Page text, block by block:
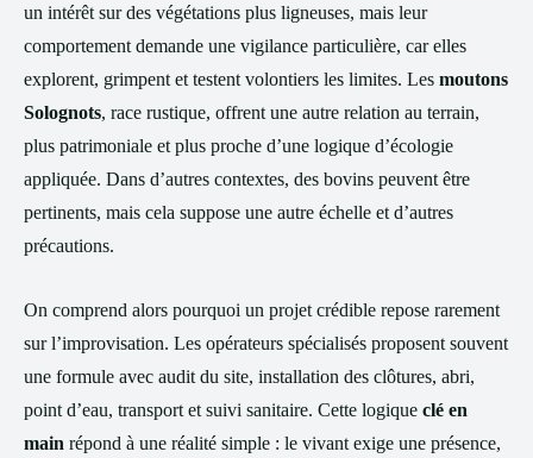
un intérêt sur des végétations plus ligneuses, mais leur
comportement demande une vigilance particulière, car elles
explorent, grimpent et testent volontiers les limites. Les moutons
Solognots, race rustique, offrent une autre relation au terrain,
plus patrimoniale et plus proche d’une logique d’écologie
appliquée. Dans d’autres contextes, des bovins peuvent être
pertinents, mais cela suppose une autre échelle et d’autres
précautions.
On comprend alors pourquoi un projet crédible repose rarement
sur l’improvisation. Les opérateurs spécialisés proposent souvent
une formule avec audit du site, installation des clôtures, abri,
point d’eau, transport et suivi sanitaire. Cette logique clé en
main répond à une réalité simple : le vivant exige une présence,